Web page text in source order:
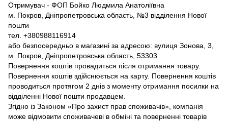
Отримувач - ФОП Бойко Людмила Анатоліївна
м. Покров, Дніпропетровська область, №3 відділення Нової
пошти
тел. +380988116914
або безпосередньо в магазині за адресою: вулиця Зонова, 3,
м. Покров, Дніпропетровська область, 53303
Повернення коштів провадиться після отримання товару.
Повернення коштів здійснюється на карту. Повернення коштів
проводиться протягом 2 днів з моменту отримання посилки на
відділенні Нової пошти продавцем.
Згідно із Законом «Про захист прав споживачів», компанія
може відмовити споживачеві в обміні та поверненні товарів